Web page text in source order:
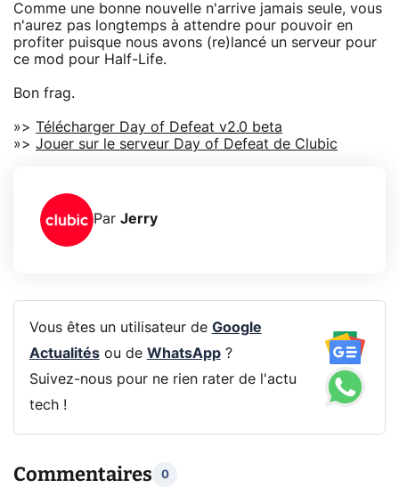
Comme une bonne nouvelle n'arrive jamais seule, vous
n'aurez pas longtemps à attendre pour pouvoir en
profiter puisque nous avons (re)lancé un serveur pour
ce mod pour Half-Life.
Bon frag.
»> Télécharger Day of Defeat v2.0 beta
»> Jouer sur le serveur Day of Defeat de Clubic
Par Jerry
Vous êtes un utilisateur de Google
Actualitésou de WhatsApp?
Suivez-nous pour ne rien rater de l'actu
tech !
Commentaires 0